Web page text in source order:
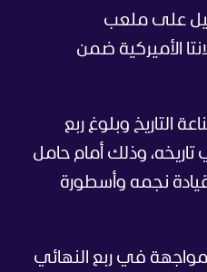
على ملعب
الأميركية ضمن
التاريخ وبلوغ ربع
تاريخه، وذلك أمام حامل
نجمه وأسطورة
في ربع النهائي